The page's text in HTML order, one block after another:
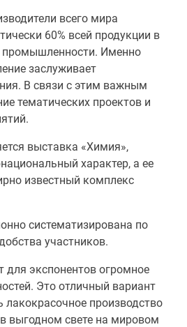
всего мира
60% всей продукции в
промышленности. Именно
заслуживает
В связи с этим важным
тематических проектов и
выставка «Химия»,
характер, а ее
известный комплекс
систематизирована по
участников.
для экспонентов огромное
Это отличный вариант
лакокрасочное производство
выгодном свете на мировом